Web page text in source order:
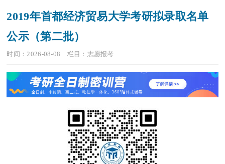
2019年首都经济贸易大学考研拟录取名单
公示（第二批）
时间：2026-08-08 栏目： 志愿报考